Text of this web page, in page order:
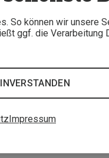
So können wir unsere
ggf. die Verarbeitung
Impressum
Shop überzeugen
Praxis.